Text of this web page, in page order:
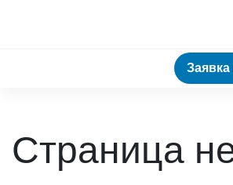
Заявка
Страница